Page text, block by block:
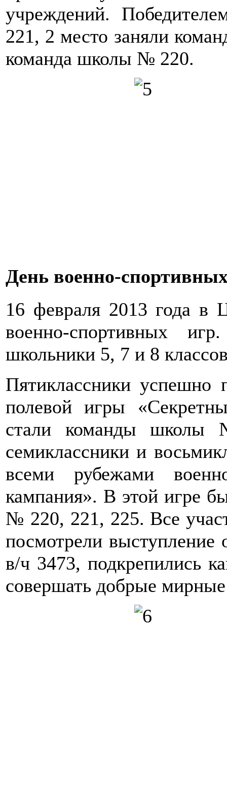
учреждений.
221, 2 место заняли
команда школы № 220.
День военно-
16 февраля 2013 года в
военно-спортивных
школьники 5, 7 и 8
Пятиклассники успешно
полевой игры
стали команды
семиклассники и
всеми рубежами
кампания». В этой игре
№ 220, 221, 225. Все
посмотрели выступление
в/ч 3473, подкрепились
совершать добрые